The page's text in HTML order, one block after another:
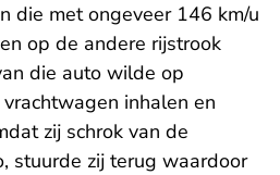
die met ongeveer 146 km/u
op de andere rijstrook
die auto wilde op
inhalen en
zij schrok van de
stuurde zij terug waardoor